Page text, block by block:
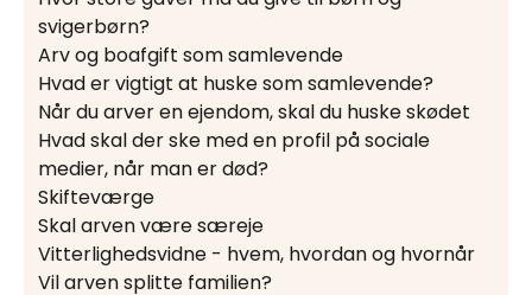
svigerbørn?
Arv og boafgift som samlevende
Hvad er vigtigt at huske som samlevende?
Når du arver en ejendom, skal du huske skødet
Hvad skal der ske med en profil på sociale
medier, når man er død?
Skifteværge
Skal arven være særeje
Vitterlighedsvidne - hvem, hvordan og hvornår
Vil arven splitte familien?